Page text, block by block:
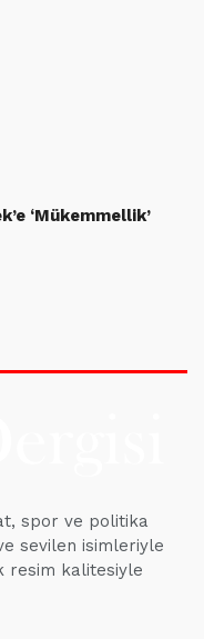
‘Mükemmellik’
spor ve politika
sevilen isimleriyle
resim kalitesiyle